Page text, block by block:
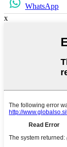
WhatsApp
x